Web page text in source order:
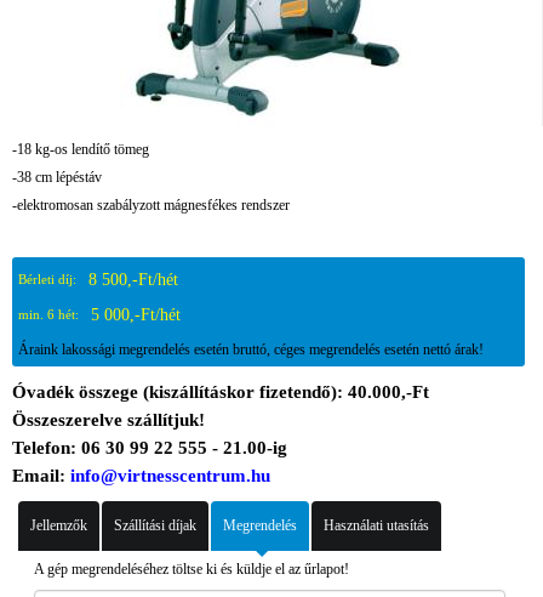
-18 kg-os lendítő tömeg
-38 cm lépéstáv
-elektromosan szabályzott mágnesfékes rendszer
Bérleti díj: 8 500,-Ft/hét
min. 6 hét: 5 000,-Ft/hét
Áraink lakossági megrendelés esetén bruttó, céges megrendelés esetén nettó árak!
Óvadék összege (kiszállításkor fizetendő): 40.000,-Ft
Összeszerelve szállítjuk!
Telefon: 06 30 99 22 555 - 21.00-ig
Email: info@virtnesscentrum.hu
Jellemzők Szállítási díjak Megrendelés Használati utasítás
A gép megrendeléséhez töltse ki és küldje el az űrlapot!